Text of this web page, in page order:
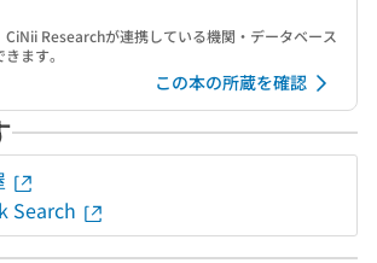
Researchが連携している機関・データベース
ます。
この本の所蔵を確認
Search